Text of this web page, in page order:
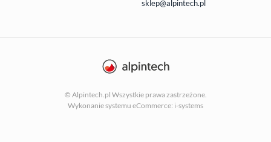
sklep@alpintech.pl
© Alpintech.pl Wszystkie prawa zastrzeżone.
Wykonanie systemu eCommerce: i-systems